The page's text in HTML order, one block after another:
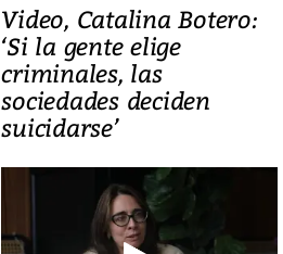
Video, Catalina Botero:
‘Si la gente elige
criminales, las
sociedades deciden
suicidarse’